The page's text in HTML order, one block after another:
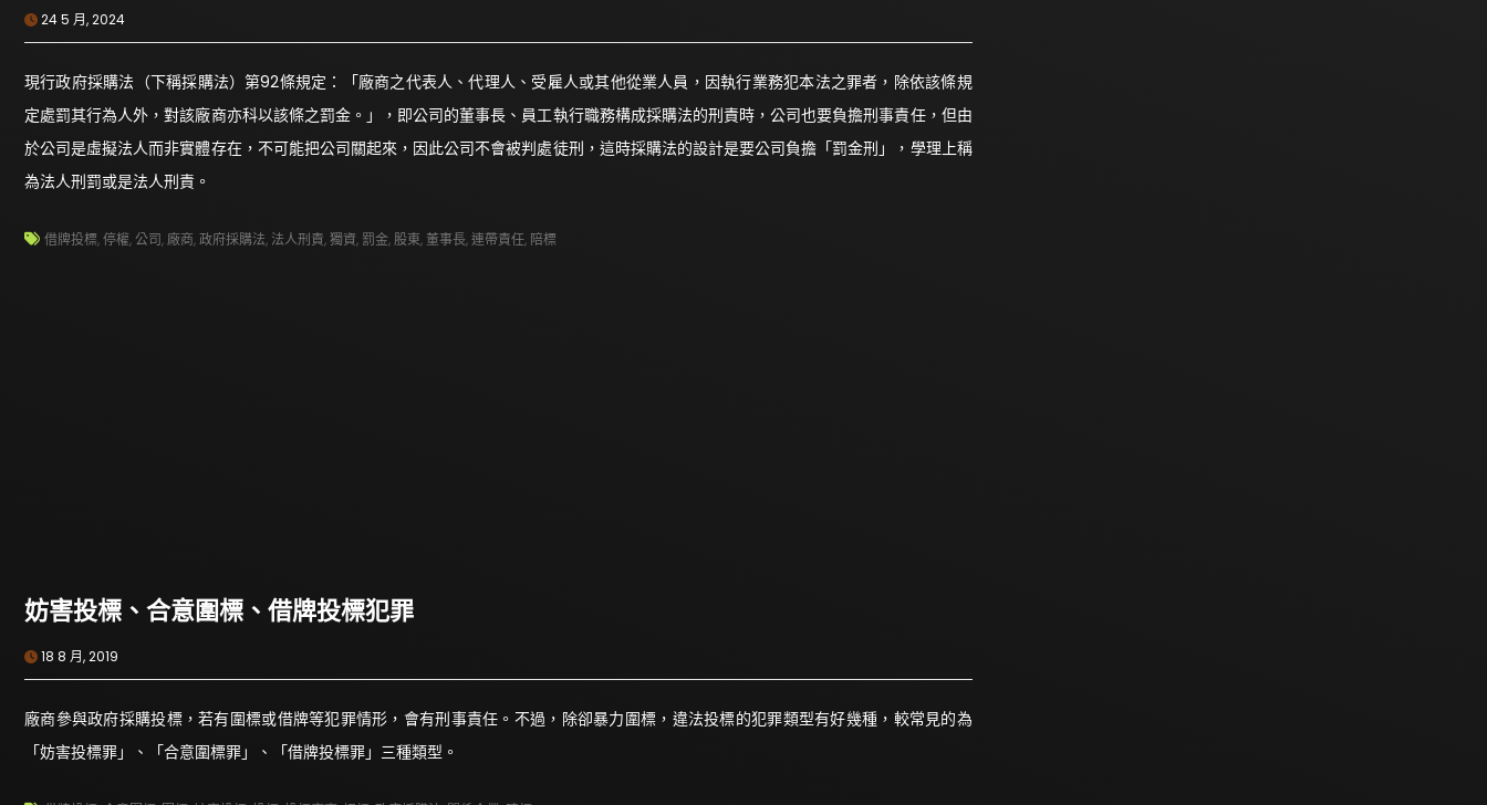
24 5 月, 2024
現行政府採購法（下稱採購法）第92條規定：「廠商之代表人、代理人、受雇人或其他從業人員，因執行業務犯本法之罪者，除依該條規
定處罰其行為人外，對該廠商亦科以該條之罰金。」，即公司的董事長、員工執行職務構成採購法的刑責時，公司也要負擔刑事責任，但由
於公司是虛擬法人而非實體存在，不可能把公司關起來，因此公司不會被判處徒刑，這時採購法的設計是要公司負擔「罰金刑」，學理上稱
為法人刑罰或是法人刑責。
借牌投標,停權,公司,廠商,政府採購法, 法人刑責,獨資, 罰金,股東, 董事長,連帶責任, 陪標
妨害投標、合意圍標、借牌投標犯罪
18 8 月, 2019
廠商參與政府採購投標，若有圍標或借牌等犯罪情形，會有刑事責任。不過，除卻暴力圍標，違法投標的犯罪類型有好幾種，較常見的為
「妨害投標罪」、「合意圍標罪」、「借牌投標罪」三種類型。